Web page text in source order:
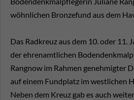
wöhnlichen Bronzefund aus dem
Das Radkreuz aus dem 10. oder 11.
der ehrenamtlichen
Rangnow im Rahmen genehmigter
auf einem Fundplatz im westlichen
Neben dem Kreuz gab es auch